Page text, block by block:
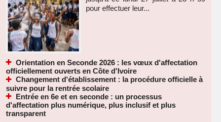
pour effectuer leur...
Orientation en Seconde 2026 : les vœux d'affectation
officiellement ouverts en Côte d'Ivoire
Changement d'établissement : la procédure officielle à
suivre pour la rentrée scolaire
Entrée en 6e et en seconde : un processus
d'affectation plus numérique, plus inclusif et plus
transparent